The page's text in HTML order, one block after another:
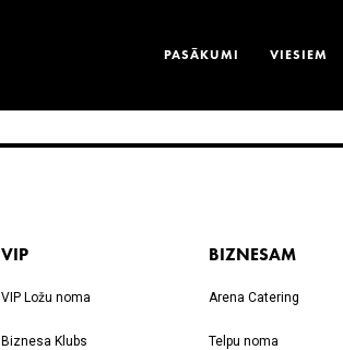
PASĀKUMI VIESIEM
VIP
VIP Ložu noma
Biznesa Klubs
BIZNESAM
Arena Catering
Telpu noma